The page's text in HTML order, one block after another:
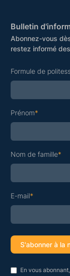
Bulletin
Abonnez-vous
restez informé
Formule de
Prénom*
Nom de famille*
E-mail*
En vous